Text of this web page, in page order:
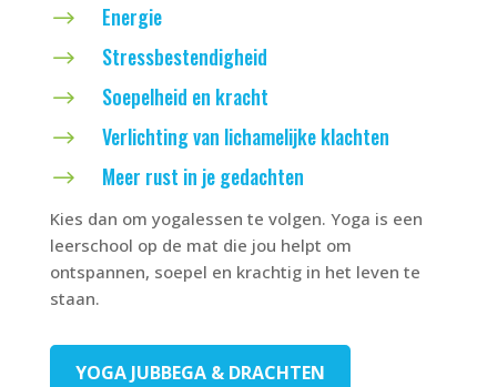
$ Energie
$ Stressbestendigheid
$ Soepelheid en kracht
$ Verlichting van lichamelijke klachten
$ Meer rust in je gedachten
Kies dan om yogalessen te volgen. Yoga is een
leerschool op de mat die jou helpt om
ontspannen, soepel en krachtig in het leven te
staan.
YOGA JUBBEGA & DRACHTEN